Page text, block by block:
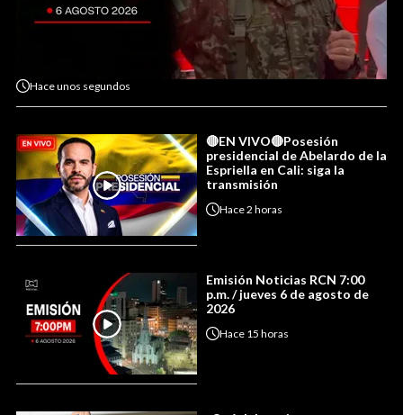
Haceunos segundos
🔴EN VIVO🔴Posesión
presidencial de Abelardo de la
Espriella en Cali: siga la
transmisión
Hace2 horas
Emisión Noticias RCN 7:00
p.m. / jueves 6 de agosto de
2026
Hace 15 horas